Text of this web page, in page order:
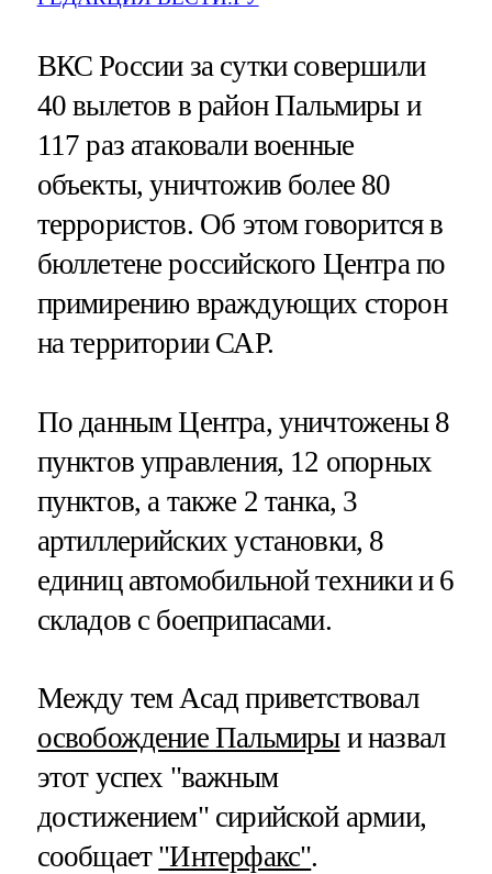
ВКС России за сутки совершили
40 вылетов в район Пальмиры и
117 раз атаковали военные
объекты, уничтожив более 80
террористов. Об этом говорится в
бюллетене российского Центра по
примирению враждующих сторон
на территории САР.
По данным Центра, уничтожены 8
пунктов управления, 12 опорных
пунктов, а также 2 танка, 3
артиллерийских установки, 8
единиц автомобильной техники и 6
складов с боеприпасами.
Между тем Асад приветствовал
освобождение Пальмирыи назвал
этот успех "важным
достижением" сирийской армии,
сообщает "Интерфакс".